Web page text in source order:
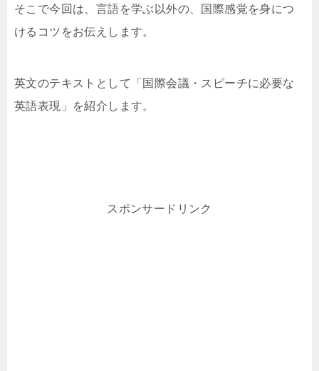
そこで今回は、言語を学ぶ以外の、国際感覚を身につ
けるコツをお伝えします。
英文のテキストとして「国際会議・スピーチに必要な
英語表現」を紹介します。
スポンサードリンク